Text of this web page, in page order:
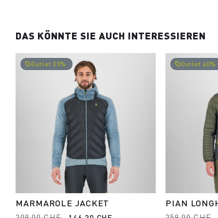
DAS KÖNNTE SIE AUCH INTERESSIEREN
local_offerOutlet 30%
MARMAROLE JACKET
local_offerOutlet 40%
PIAN